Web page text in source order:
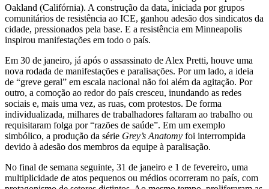
Oakland (Califórnia). A construção da data, iniciada por grupos
comunitários de resistência ao ICE, ganhou adesão dos sindicatos da
cidade, pressionados pela base. E a resistência em Minneapolis
inspirou manifestações em todo o país.
Em 30 de janeiro, já após o assassinato de Alex Pretti, houve uma
nova rodada de manifestações e paralisações. Por um lado, a ideia
de “greve geral” em escala nacional não foi além da agitação. Por
outro, a comoção ao redor do país cresceu, inundando as redes
sociais e, mais uma vez, as ruas, com protestos. De forma
individualizada, milhares de trabalhadores faltaram ao trabalho ou
requisitaram folga por “razões de saúde”. Em um exemplo
simbólico, a produção da série Grey’s Anatomy foi interrompida
devido à adesão dos membros da equipe à paralisação.
No final de semana seguinte, 31 de janeiro e 1 de fevereiro, uma
multiplicidade de atos pequenos ou médios ocorreram no país, com